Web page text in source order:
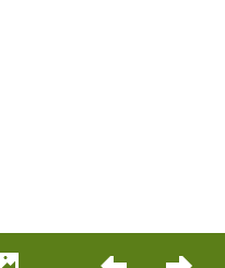
Beitrags-